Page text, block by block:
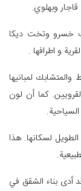
قاجار وبهلوي.
خسرو وتخت ديكا
و اطرافها .
لمبانيها
كما أن لون
لسكانها. هذا
أدى بناء الشقق في